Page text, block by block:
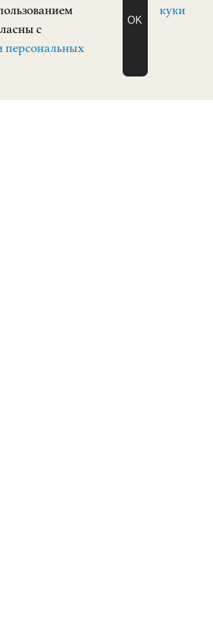
строгие и
но при этом они не
ЭКСКУРСИЮ
с
персональных
OK
куки